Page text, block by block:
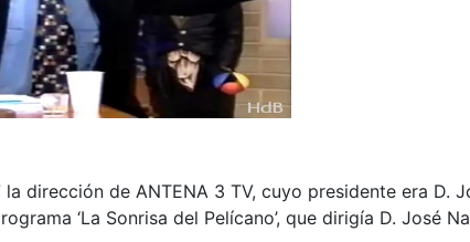
la dirección de ANTENA 3 TV, cuyo presidente era
‘La Sonrisa del Pelícano’, que dirigía D. José